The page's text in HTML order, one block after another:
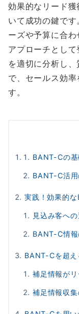
効果的なリード
いて成功の鍵で
ーズや予算に合
アプローチとし
を適切に分析し
で、セールス効
す。
BANT-Cの基
BANT-C活用
実践！効果的
見込み客へ
BANT-C情報
BANT-Cを超え
補足情報が
補足情報収